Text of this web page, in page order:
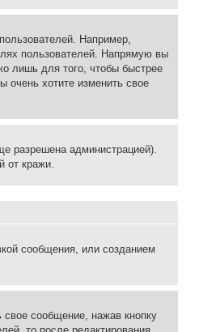
Например,
пользователей. Напрямую вы
лишь для того, чтобы быстрее
очень хотите изменить свое
разрешена администрацией).
от кражи.
сообщения, или созданием
сообщение, нажав кнопку